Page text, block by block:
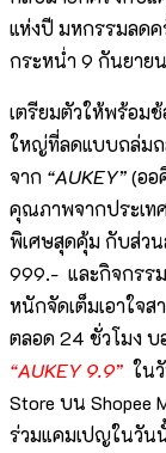
แห่งปี มหกรรมลด
กระหน่ำ 9 กันยาย
เตรียมตัวให้พร้อม
ใหญ่ที่ลดแบบถล่มถ
จาก “AUKEY”(ออ
คุณภาพจากประเท
พิเศษสุดคุ้ม กับส่ว
999.- และกิจกรรม
หนักจัดเต็มเอาใจ
ตลอด 24 ชั่วโมง บ
“AUKEY 9.9” ใน
Store บน Shopee
ร่วมแคมเปญในวัน